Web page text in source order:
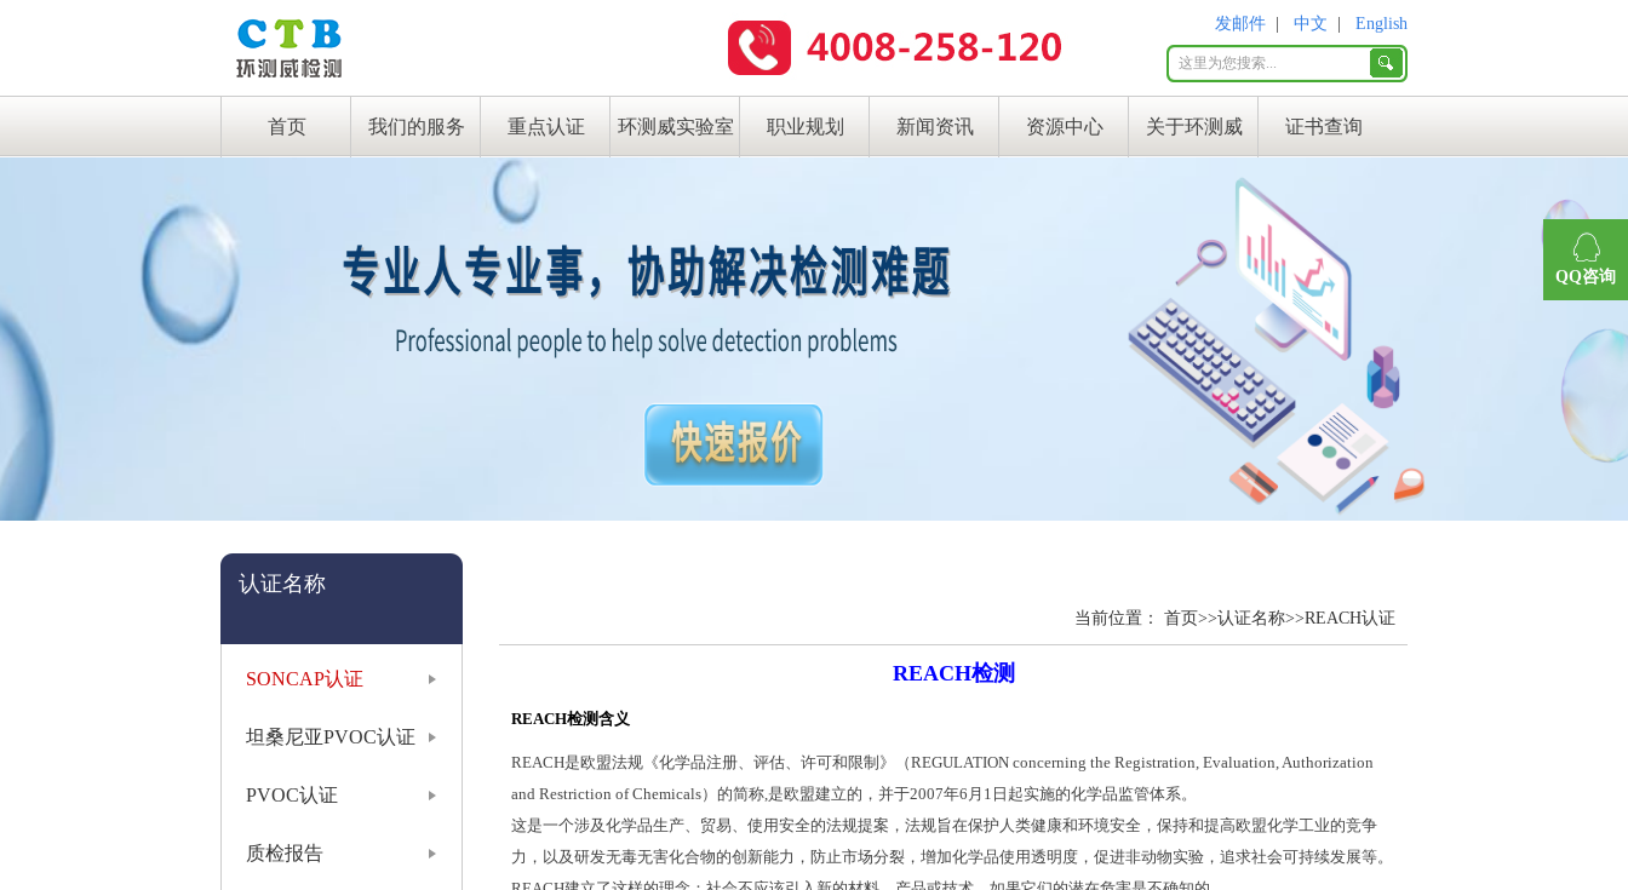
发邮件 中文 English
首页 我们的服务 重点认证 环测威实验室 职业规划 新闻资讯 资源中心 关于环测威 证书查询
认证名称
SONCAP认证
坦桑尼亚PVOC认证
PVOC认证
质检报告
当前位置： 首页>>认证名称>>REACH认证
REACH检测
REACH检测含义
REACH是欧盟法规《化学品注册、评估、许可和限制》（REGULATION concerning the Registration, Evaluation, Authorization
and Restriction of Chemicals）的简称,是欧盟建立的，并于2007年6 月 1 日起实施的化学品监管体系。
这是一个涉及化学品生产、贸易、使用安全的法规提案，法规旨在保护人类健康和环境安全，保持和提高欧盟化学工业的竞争
力，以及研发无毒无害化合物的创新能力，防止市场分裂，增加化学品使用透明度，促进非动物实验，追求社会可持续发展等。
QQ咨询